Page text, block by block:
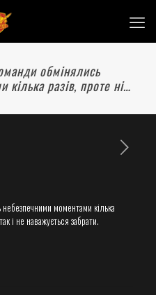
обмінялись
разів, проте ні…
моментами кілька
і не наважується забрати.